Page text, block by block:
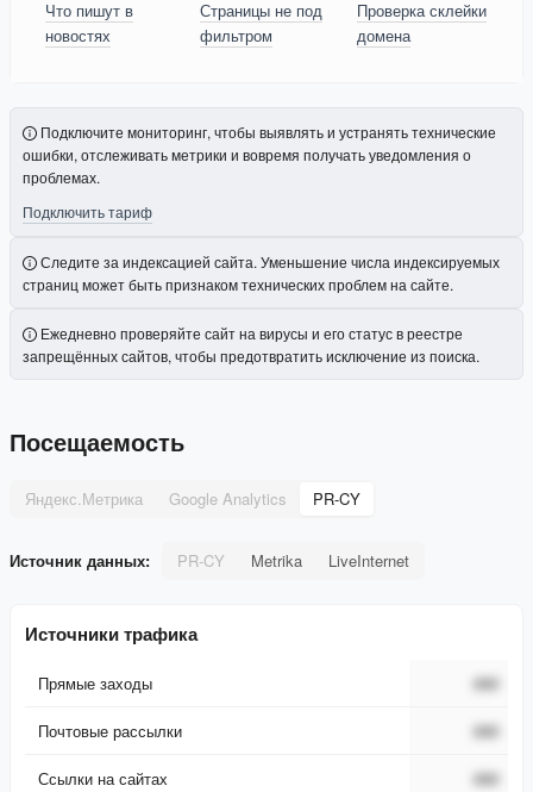
Что пишут в
новостях
Страницы не под
фильтром
Проверка склейки
домена
Подключите мониторинг, чтобы выявлять и устранять технические
ошибки, отслеживать метрики и вовремя получать уведомления о
проблемах.
Подключить тариф
Следите за индексацией сайта. Уменьшение числа индексируемых
страниц может быть признаком технических проблем на сайте.
Ежедневно проверяйте сайт на вирусы и его статус в реестре
запрещённых сайтов, чтобы предотвратить исключение из поиска.
Посещаемость
Яндекс.Метрика Google Analytics PR-CY
Источник данных: PR-CY Metrika LiveInternet
Источники трафика
Прямые заходы ###
Почтовые рассылки ###
Ссылки на сайтах ###